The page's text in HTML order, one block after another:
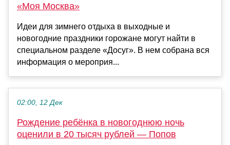
«Моя Москва»
Идеи для зимнего отдыха в выходные и
новогодние праздники горожане могут найти в
специальном разделе «Досуг». В нем собрана вся
информация о мероприя...
02:00, 12 Дек
Рождение ребёнка в новогоднюю ночь
оценили в 20 тысяч рублей — Попов